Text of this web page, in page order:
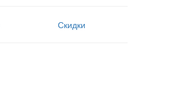
Скидки